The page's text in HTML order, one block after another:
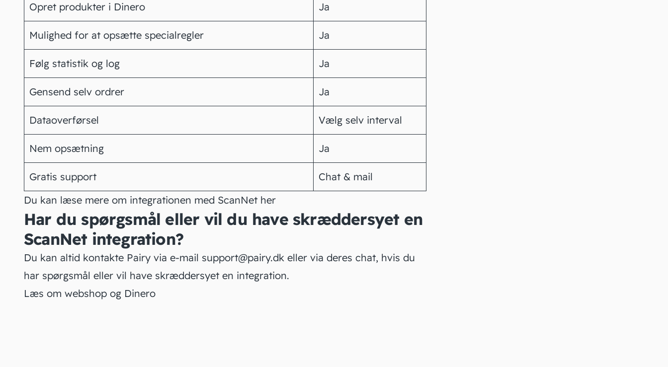
Opret produkter i Dinero Ja
Mulighed for at opsætte specialregler Ja
Følg statistik og log Ja
Gensend selv ordrer Ja
Dataoverførsel Vælg selv interval
Nem opsætning Ja
Gratis support
Chat & mail
Du kan læse mere om integrationen med ScanNet her
Har du spørgsmål eller vil du have skræddersyet en
ScanNet integration?
Du kan altid kontakte Pairy via e-mail support@pairy.dk eller via deres chat, hvis du
har spørgsmål eller vil have skræddersyet en integration.
Læs om webshop og Dinero